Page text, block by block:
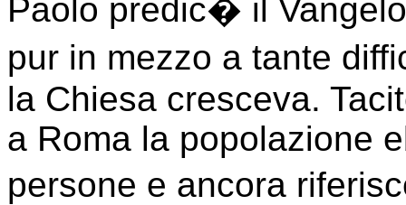
Paolo predic� il
pur in mezzo a tante
la Chiesa cresceva.
a Roma la popolazione
persone e ancora